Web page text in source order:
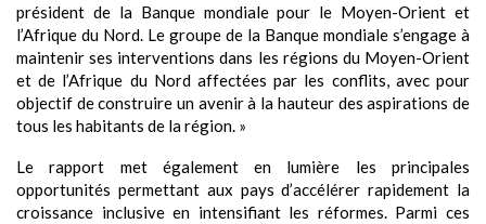
président de la Banque mondiale pour le Moyen-Orient et
l’Afrique du Nord. Le groupe de la Banque mondiale s’engage à
maintenir ses interventions dans les régions du Moyen-Orient
et de l’Afrique du Nord affectées par les conflits, avec pour
objectif de construire un avenir à la hauteur des aspirations de
tous les habitants de la région. »
Le rapport met également en lumière les principales
opportunités permettant aux pays d’accélérer rapidement la
croissance inclusive en intensifiant les réformes. Parmi ces